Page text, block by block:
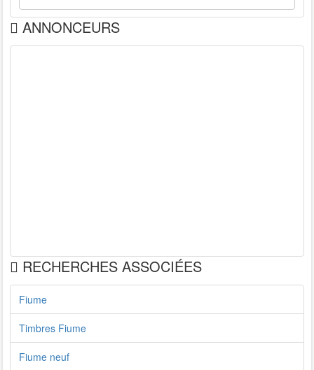
ANNONCEURS
RECHERCHES ASSOCIÉES
Fiume
Timbres Fiume
Fiume neuf